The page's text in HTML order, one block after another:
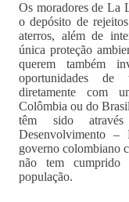
Os moradores de La
o depósito de
aterros, além de
única proteção
querem também
oportunidades
diretamente com
Colômbia ou do
têm sido
Desenvolvimento
governo colombiano
não tem cumprido
população.